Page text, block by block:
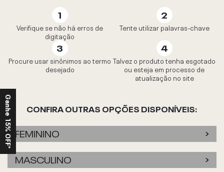
Verifique se não há erros de
digitação
Tente utilizar palavras-chave
Procure usar sinônimos ao termo
desejado
Talvez o produto tenha esgotado
ou esteja em processo de
atualização no site
CONFIRA OUTRAS OPÇÕES DISPONÍVEIS:
FEMININO
MASCULINO
Ganhe 15% OFF*